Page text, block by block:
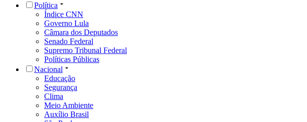
Política
Índice CNN
Governo Lula
Câmara dos Deputados
Senado Federal
Supremo Tribunal Federal
Políticas Públicas
Nacional
Educação
Segurança
Clima
Meio Ambiente
Auxílio Brasil